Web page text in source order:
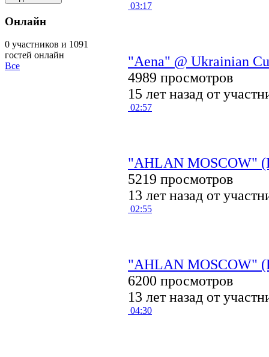
03:17
"Aena" @ Ukrainian
4989 просмотров
15 лет назад от
02:57
"AHLAN MOSCOW"
5219 просмотров
13 лет назад от
02:55
"AHLAN MOSCOW"
6200 просмотров
13 лет назад от
04:30
Онлайн
0 участников и 1091
гостей онлайн
Все